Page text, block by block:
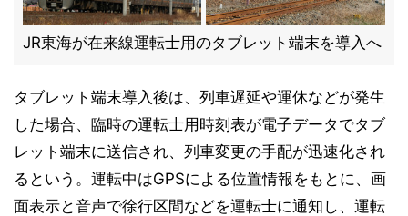
JR東海が在来線運転士用のタブレット端末を導入へ
タブレット端末導入後は、列車遅延や運休などが発生
した場合、臨時の運転士用時刻表が電子データでタブ
レット端末に送信され、列車変更の手配が迅速化され
るという。運転中はGPSによる位置情報をもとに、画
面表示と音声で徐行区間などを運転士に通知し、運転